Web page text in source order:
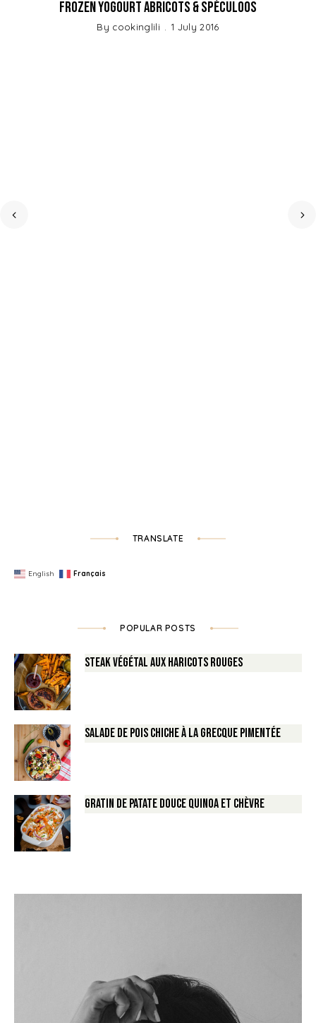
Frozen Yogourt Abricots & Spéculoos
By cookinglili 1 July 2016
TRANSLATE
English Français
POPULAR POSTS
Steak végétal aux haricots rouges
Salade de Pois chiche à la Grecque pimentée
Gratin de Patate douce Quinoa et Chèvre